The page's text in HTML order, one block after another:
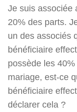
Je suis associée
20% des parts.
un des associés
bénéficiaire
possède les
mariage, est-ce
bénéficiaire
déclarer cela ?